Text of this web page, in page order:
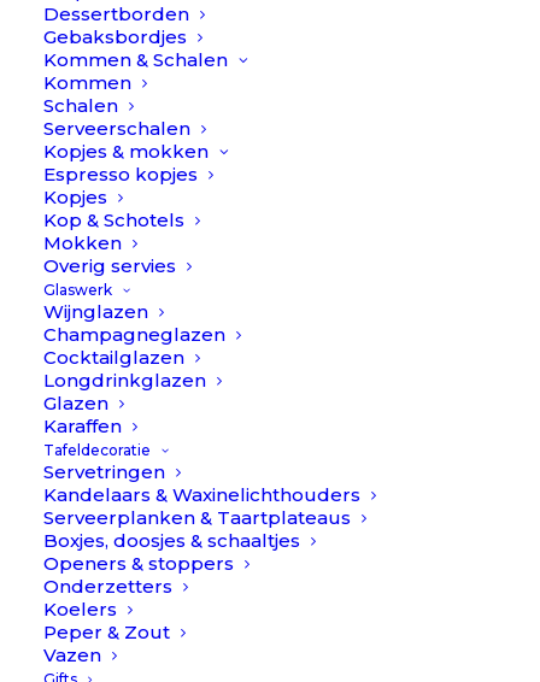
Dessertborden
Gebaksbordjes
Kommen & Schalen
Kommen
Schalen
Serveerschalen
Kopjes & mokken
Espresso kopjes
Kopjes
Kop & Schotels
Mokken
Overig servies
Glaswerk
Wijnglazen
Champagneglazen
Cocktailglazen
Longdrinkglazen
Glazen
Karaffen
Tafeldecoratie
Servetringen
Kandelaars & Waxinelichthouders
Serveerplanken & Taartplateaus
Boxjes, doosjes & schaaltjes
Openers & stoppers
Onderzetters
Koelers
Peper & Zout
Vazen
All rights reserved | Made by Studio Brandit
Gebruik van deze site, als onderdeel van Table Things,
betekent dat je de
Om je zo goed mogelijk te helpen gebruikt Table Things
cookies zie onze